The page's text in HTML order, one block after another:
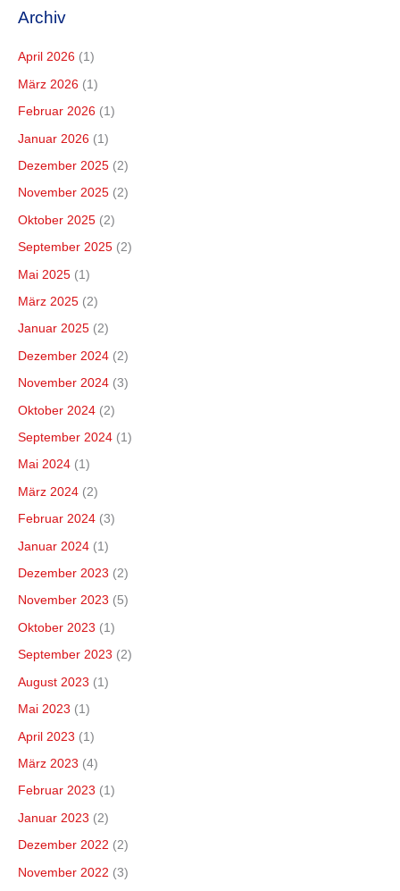
Archiv
April 2026 (1)
März 2026 (1)
Februar 2026 (1)
Januar 2026 (1)
Dezember 2025 (2)
November 2025 (2)
Oktober 2025 (2)
September 2025 (2)
Mai 2025 (1)
März 2025 (2)
Januar 2025 (2)
Dezember 2024 (2)
November 2024 (3)
Oktober 2024 (2)
September 2024 (1)
Mai 2024 (1)
März 2024 (2)
Februar 2024 (3)
Januar 2024 (1)
Dezember 2023 (2)
November 2023 (5)
Oktober 2023 (1)
September 2023 (2)
August 2023 (1)
Mai 2023 (1)
April 2023 (1)
März 2023 (4)
Februar 2023 (1)
Januar 2023 (2)
Dezember 2022 (2)
November 2022 (3)